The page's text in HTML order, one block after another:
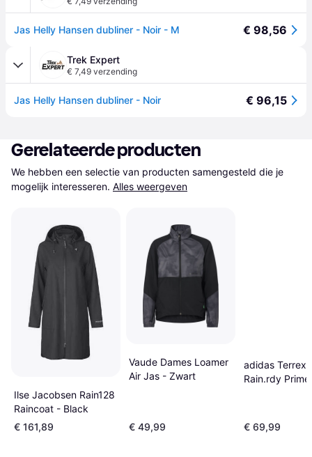
Jas Helly Hansen dubliner - Noir - M € 98,56
Trek Expert
€ 7,49 verzending
Jas Helly Hansen dubliner - Noir € 96,15
Gerelateerde producten
We hebben een selectie van producten samengesteld die je
mogelijk interesseren. Alles weergeven
Ilse Jacobsen Rain128
Raincoat - Black
€ 161,89
Vaude Dames Loamer
Air Jas - Zwart
€ 49,99
adidas Terrex
Rain.rdy
€ 69,99